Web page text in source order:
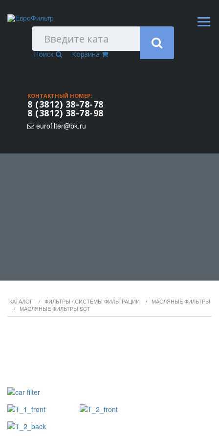
Поиск Корзина
КОНТАКТНЫЙ НОМЕР:
8 (3812) 38-78-78
8 (3812) 38-78-98
eurofilter@bk.ru
КАТАЛОГ / ФИЛЬТРЫ / СИСТЕМЫ ФИЛЬТРАЦИИ / МАСЛЯНЫЕ ФИЛЬТРЫ
/ МАСЛЯНЫЕ ФИЛЬТРЫ SCT